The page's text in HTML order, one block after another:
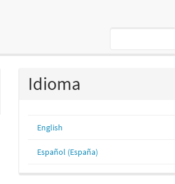
Idioma
English
Español (España)